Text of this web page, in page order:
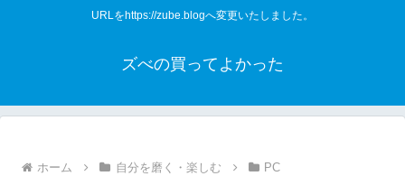
URLをhttps://zube.blogへ変更いたしました。
ズべの買ってよかった
ホーム 自分を磨く・楽しむ PC